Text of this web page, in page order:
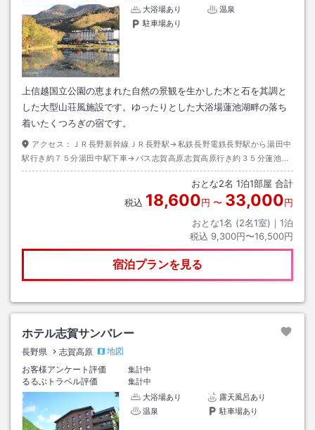
大浴場あり
温泉
駐車場あり
上信越国立公園の恵まれた自然の景観を生かした木と石を其調と
した大型山荘風施設です。ゆったりとした大浴場蓮池湖畔の落ち
着いたくつろぎの宿です。
アクセス：
ＪＲ長野新幹線ＪＲ長野駅→私鉄長野電鉄長野駅から湯田中
駅行き約７５分湯田中駅下車→バス志賀高原志賀高原行き約３５分蓮池下
車→徒歩約３分
おとな2名 1泊1部屋 合計
税込 18,600円 〜 33,000円
おとな1名 (2名1室)｜ 1泊
税込 9,300円〜16,500円
宿泊プランを見る
ホテル志賀サンバレー
長野県 志賀高原
地図
お客様アンケート評価
集計中
るるぶトラベル評価
集計中
大浴場あり
露天風呂あり
温泉
駐車場あり